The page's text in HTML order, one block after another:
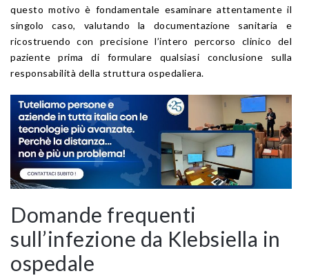
questo motivo è fondamentale esaminare attentamente il
singolo caso, valutando la documentazione sanitaria e
ricostruendo con precisione l’intero percorso clinico del
paziente prima di formulare qualsiasi conclusione sulla
responsabilità della struttura ospedaliera.
Domande frequenti
sull’infezione da Klebsiella in
ospedale